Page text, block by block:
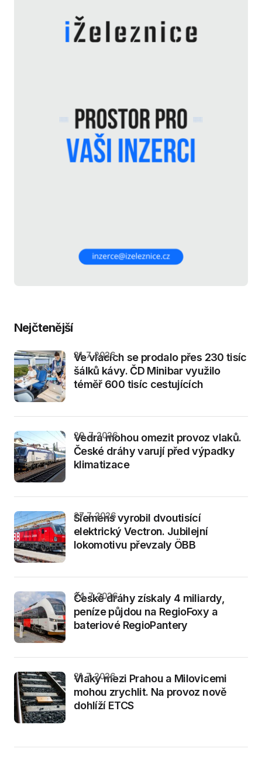
Nejčtenější
Ve vlacích se prodalo přes 230 tisíc
šálků kávy. ČD Minibar využilo
téměř 600 tisíc cestujících
31. 7. 2026
Vedra mohou omezit provoz vlaků.
České dráhy varují před výpadky
klimatizace
29. 7. 2026
Siemens vyrobil dvoutisící
elektrický Vectron. Jubilejní
lokomotivu převzaly ÖBB
27. 7. 2026
České dráhy získaly 4 miliardy,
peníze půjdou na RegioFoxy a
bateriové RegioPantery
24. 7. 2026
Vlaky mezi Prahou a Milovicemi
mohou zrychlit. Na provoz nově
dohlíží ETCS
21. 7. 2026